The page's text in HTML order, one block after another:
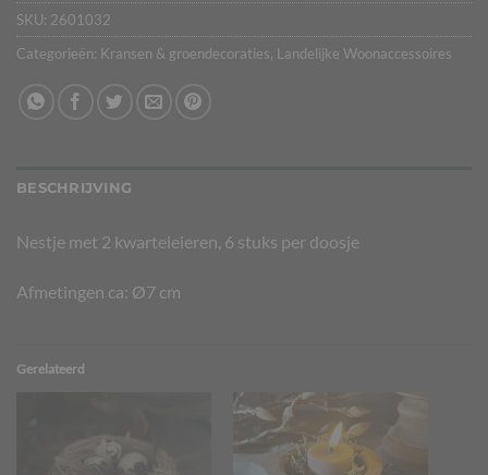
SKU: 2601032
Categorieën: Kransen & groendecoraties, Landelijke Woonaccessoires
BESCHRIJVING
Nestje met 2 kwarteleieren, 6 stuks per doosje
Afmetingen ca: Ø7 cm
Gerelateerd